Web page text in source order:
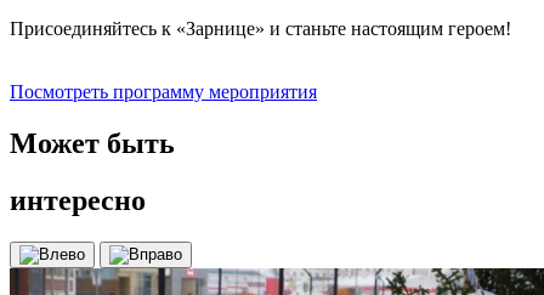
Присоединяйтесь к «Зарнице» и станьте настоящим героем!
Посмотреть программу мероприятия
Может быть
интересно